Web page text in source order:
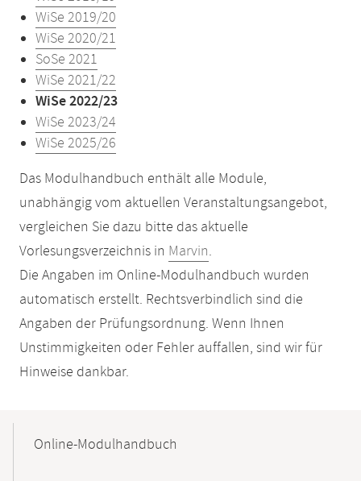
WiSe 2019/20
WiSe 2020/21
SoSe 2021
WiSe 2021/22
WiSe 2022/23
WiSe 2023/24
WiSe 2025/26
Das Modulhandbuch enthält alle Module,
unabhängig vom aktuellen Veranstaltungsangebot,
vergleichen Sie dazu bitte das aktuelle
Vorlesungsverzeichnis in Marvin.
Die Angaben im Online-Modulhandbuch wurden
automatisch erstellt. Rechtsverbindlich sind die
Angaben der Prüfungsordnung. Wenn Ihnen
Unstimmigkeiten oder Fehler auffallen, sind wir für
Hinweise dankbar.
NavigationOnline-Modulhandbuch